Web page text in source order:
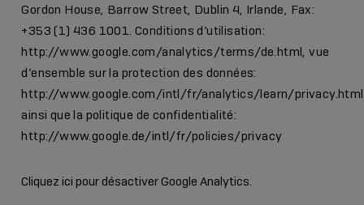
Gordon House, Barrow Street, Dublin 4, Irlande, Fax:
+353 (1) 436 1001. Conditions d’utilisation:
http://www.google.com/analytics/terms/de.html, vue
d’ensemble sur la protection des données:
http://www.google.com/intl/fr/analytics/learn/privacy.html
ainsi que la politique de confidentialité:
http://www.google.de/intl/fr/policies/privacy
Cliquez ici pour désactiver Google Analytics.